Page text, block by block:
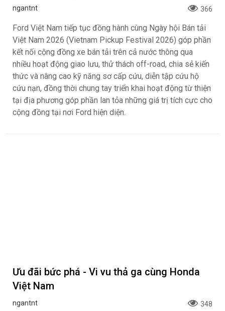
ngantnt 366
Ford Việt Nam tiếp tục đồng hành cùng Ngày hội Bán tải
Việt Nam 2026 (Vietnam Pickup Festival 2026) góp phần
kết nối cộng đồng xe bán tải trên cả nước thông qua
nhiều hoạt động giao lưu, thử thách off-road, chia sẻ kiến
thức và nâng cao kỹ năng sơ cấp cứu, diễn tập cứu hộ
cứu nạn, đồng thời chung tay triển khai hoạt động từ thiện
tại địa phương góp phần lan tỏa những giá trị tích cực cho
cộng đồng tại nơi Ford hiện diện.
Ưu đãi bức phá - Vi vu thả ga cùng Honda
Việt Nam
ngantnt 348